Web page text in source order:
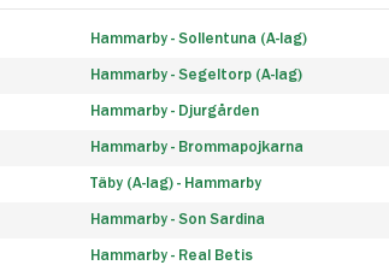
Hammarby - Sollentuna (A-lag)
Hammarby - Segeltorp (A-lag)
Hammarby - Djurgården
Hammarby - Brommapojkarna
Täby (A-lag) - Hammarby
Hammarby - Son Sardina
Hammarby - Real Betis